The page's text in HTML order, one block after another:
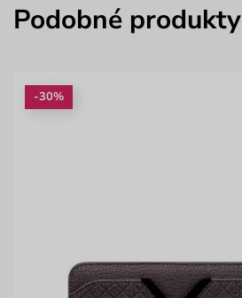
Podobné produkty
-30%